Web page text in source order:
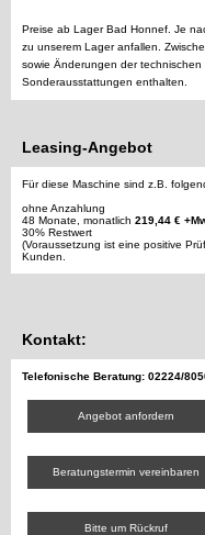
Preise ab Lager Bad Honnef. Je
zu unserem Lager anfallen.
sowie Änderungen der
Sonderausstattungen enthalten.
Leasing-Angebot
Für diese Maschine sind z.B.
ohne Anzahlung
48 Monate, monatlich 219,44 €
30% Restwert
(Voraussetzung ist eine positive
Kunden.
Kontakt:
Telefonische Beratung: 02224/
Angebot anfordern
Beratungstermin vereinbaren
Bitte um Rückruf